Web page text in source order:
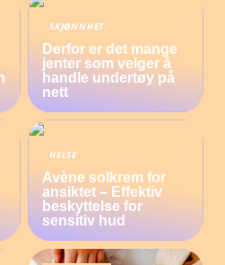
SKJØNNHET
Derfor er det mange
jenter som velger å
handle undertøy på
nett
HELSE
Avène solkrem for
ansiktet – Effektiv
beskyttelse for
sensitiv hud